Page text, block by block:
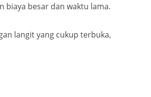
biaya besar dan waktu lama.
langit yang cukup terbuka,